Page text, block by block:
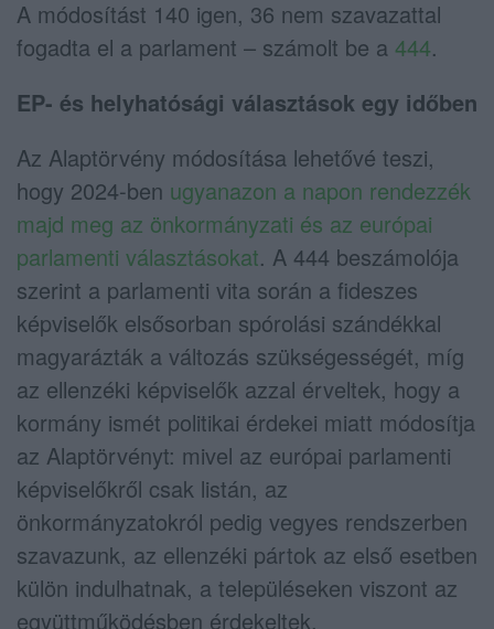
A módosítást 140 igen, 36 nem szavazattal
fogadta el a parlament – számolt be a 444.
EP- és helyhatósági választások egy időben
Az Alaptörvény módosítása lehetővé teszi,
hogy 2024-ben ugyanazon a napon rendezzék
majd meg az önkormányzati és az európai
parlamenti választásokat. A 444 beszámolója
szerint a parlamenti vita során a fideszes
képviselők elsősorban spórolási szándékkal
magyarázták a változás szükségességét, míg
az ellenzéki képviselők azzal érveltek, hogy a
kormány ismét politikai érdekei miatt módosítja
az Alaptörvényt: mivel az európai parlamenti
képviselőkről csak listán, az
önkormányzatokról pedig vegyes rendszerben
szavazunk, az ellenzéki pártok az első esetben
külön indulhatnak, a településeken viszont az
együttműködésben érdekeltek.